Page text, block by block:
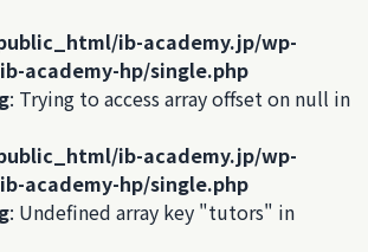
ib-academy.jp/wp-
academy-hp/single.php
: Trying to access array offset on null in
ib-academy.jp/wp-
academy-hp/single.php
: Undefined array key "tutors" in